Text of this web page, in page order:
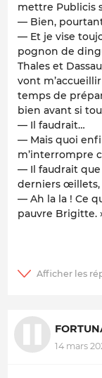
mettre Publicis
— Bien,
— Et je vise
pognon de
Thales et
vont
temps de
bien avant si
— Il faudrait…
— Mais quoi
m’interrompre
— Il faudrait que
derniers œillets,
— Ah la la ! Ce
pauvre Brigitte.
14 mars